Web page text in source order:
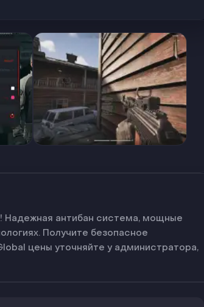
Надежная антибан система, мощные
Получите безопасное
цены уточняйте у администратора,